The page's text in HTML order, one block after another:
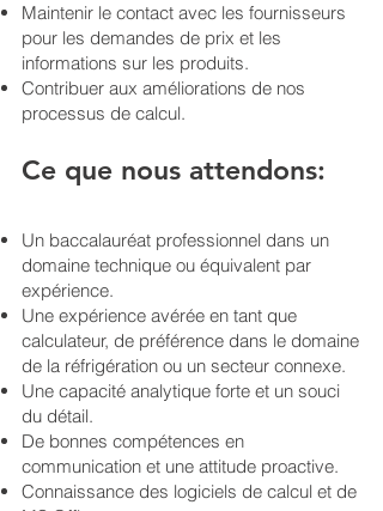
Maintenir le contact avec les fournisseurs
pour les demandes de prix et les
informations sur les produits.
Contribuer aux améliorations de nos
processus de calcul.
Ce que nous attendons:
Un baccalauréat professionnel dans un
domaine technique ou équivalent par
expérience.
Une expérience avérée en tant que
calculateur, de préférence dans le domaine
de la réfrigération ou un secteur connexe.
Une capacité analytique forte et un souci
du détail.
De bonnes compétences en
communication et une attitude proactive.
Connaissance des logiciels de calcul et de